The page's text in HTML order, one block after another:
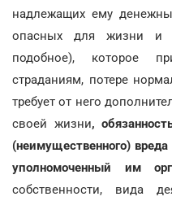
надлежащих ему
опасных для жизни и
подобное), которое
страданиям, потере
требует от него
своей жизни,
(неимущественного)
уполномоченный им
собственности, вида